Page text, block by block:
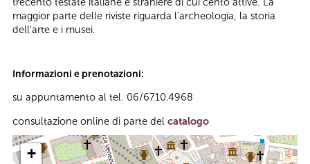
maggior parte delle riviste riguarda l'archeologia, la storia
dell'arte e i musei.
Informazioni e prenotazioni:
su appuntamento al tel. 06/6710.4968
consultazione online di parte del catalogo
+